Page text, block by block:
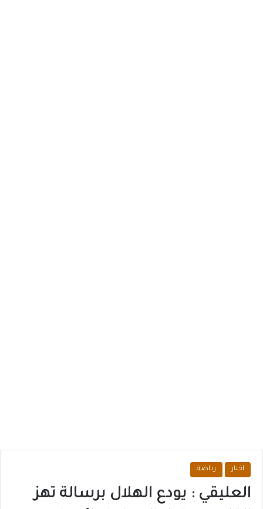
اخبار رياضة
العليقي : يودع الهلال برسالة تهز